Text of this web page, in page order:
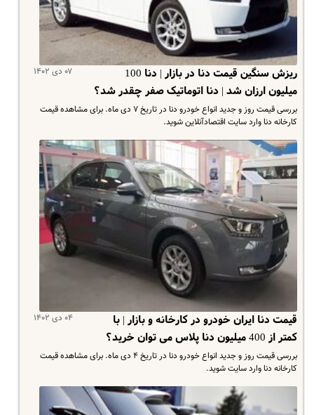
۰۷ دی ۱۴۰۲
ریزش سنگین قیمت دنا در بازار | دنا 100
میلیون ارزان شد | دنا اتوماتیک صفر چقدر شد؟
بررسی قیمت روز و جدید انواع خودرو دنا در تاریخ ۷ دی ماه. برای مشاهده قیمت
کارخانه دنا وارد سایت اقتصادآنلاین شوید.
۰۴ دی ۱۴۰۲
قیمت دنا ایران خودرو در کارخانه و بازار | با
کمتر از 400 میلیون دنا پلاس می توان خرید؟
بررسی قیمت روز و جدید انواع خودرو دنا در تاریخ ۴ دی ماه. برای مشاهده قیمت
کارخانه دنا وارد سایت شوید.